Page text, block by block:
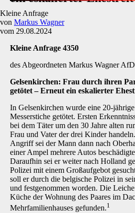
Kleine Anfrage
von Markus Wagner
vom 29.08.2024
Kleine Anfrage 4350
des Abgeordneten Markus Wagner AfD
Gelsenkirchen: Frau durch ihren
getötet–Erneut ein eskalierter
In Gelsenkirchen wurde eine 20-
Messerstiche getötet. Ersten
bei dem Täter um den 30 Jahre alten
Frau und Vater der drei Kinder
Angriff sei der Mann dann nach
einer Ampel mehrere Autos
Daraufhin sei er weiter nach Holland
Polizei mit einem Großaufgebot
soll er durch die belgische Polizei in
und festgenommen worden. Die
Küche der Wohnung des Paares im
Mehrfamilienhauses gefunden.1